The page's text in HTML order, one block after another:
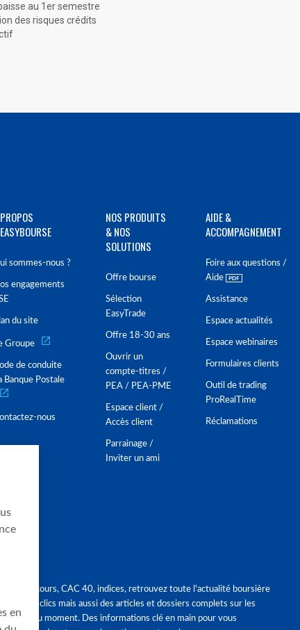
au 1er semestre
des risques crédits
sommes-nous ?
engagements
du site
Groupe
de conduite
Banque Postale
nous
NOS PRODUITS
& NOS
SOLUTIONS
Offre bourse
Sélection
EasyTrade
Offre 18-30 ans
Ouvrir un
compte-titres /
PEA / PEA-PME
Espace client /
Accès client
Parrainage /
Inviter un ami
AIDE &
ACCOMPAGNEMENT
Foire aux questions /
Aide
Assistance
Espace actualités
Espace webinaires
Formulaires clients
Outil de trading
ProRealTime
Réclamations
cours, CAC 40, indices, retrouvez toute l'actualité boursière
quelques clics mais aussi des articles et dossiers complets sur les
du moment. Des informations clé en main pour vous
en